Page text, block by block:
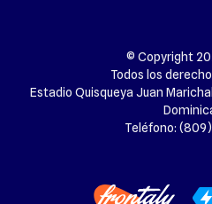
© Copyright
Todos los
Estadio Quisqueya Juan
Teléfono: